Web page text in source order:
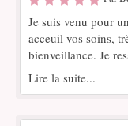
Je suis venu pour
acceuil vos soins,
bienveillance. Je
de douleurs). Merci
Lire la suite...